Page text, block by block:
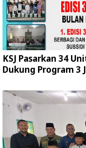
KSJ Pasarkan 34
Dukung Program 3